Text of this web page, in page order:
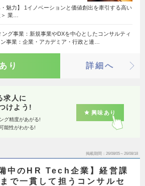
・魅力】 1イノベーションと価値創出を牽引する高い
業…
ング事業：新規事業やDXを中心としたコンサルティ
事業：企業・アカデミア・行政と連…
り 詳細へ
求人に
けよう!
グ精度があがる!
能性がわかる!
興味あり
掲載期間 26/08/05～26/08/18
備中のHR Tech企業】経営課
で一貫して担うコンサルセ